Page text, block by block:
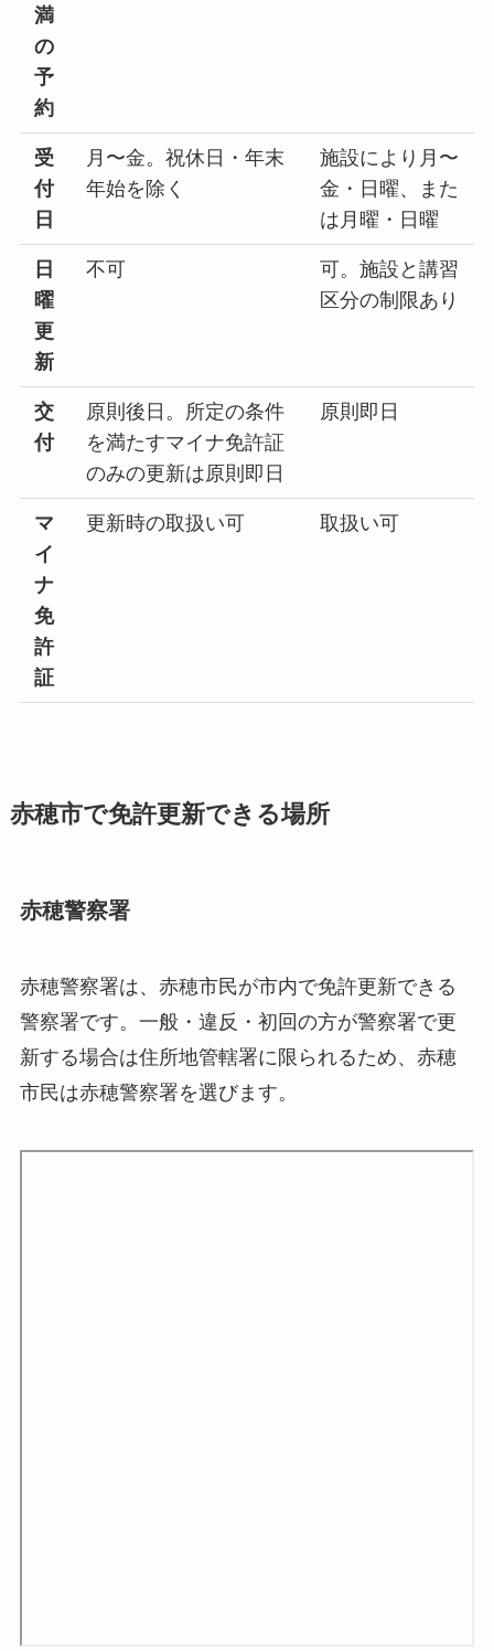
満
の
予
約
受
付
日
月〜金。祝休日・年末
年始を除く
施設により月〜
金・日曜、また
は月曜・日曜
日
曜
更
新
不可
可。施設と講習
区分の制限あり
交
付
原則後日。所定の条件
を満たすマイナ免許証
のみの更新は原則即日
原則即日
マ
イ
ナ
免
許
証
更新時の取扱い可 取扱い可
赤穂市で免許更新できる場所
赤穂警察署
赤穂警察署は、赤穂市民が市内で免許更新できる
警察署です。一般・違反・初回の方が警察署で更
新する場合は住所地管轄署に限られるため、赤穂
市民は赤穂警察署を選びます。